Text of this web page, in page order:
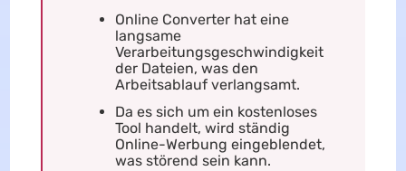
Online Converter hat eine
langsame
Verarbeitungsgeschwindigkeit
der Dateien, was den
Arbeitsablauf verlangsamt.
Da es sich um ein kostenloses
Tool handelt, wird ständig
Online-Werbung eingeblendet,
was störend sein kann.